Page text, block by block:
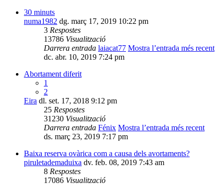
30 minuts
numa1982 dg. març 17, 2019 10:22 pm
3 Respostes
13786 Visualització
Darrera entrada laiacat77 Mostra l’entrada més recent
dc. abr. 10, 2019 7:24 pm
Abortament diferit
1
2
Eira dl. set. 17, 2018 9:12 pm
25 Respostes
31230 Visualització
Darrera entrada Fénix Mostra l’entrada més recent
ds. març 23, 2019 7:17 pm
Baixa reserva ovàrica com a causa dels avortaments?
piruletademaduixa dv. feb. 08, 2019 7:43 am
8 Respostes
17086 Visualització